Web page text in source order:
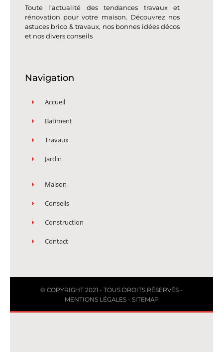
Toute l’actualité des tendances travaux et
rénovation pour votre maison. Découvrez nos
astuces brico & travaux, nos bonnes idées décos
et nos divers conseils
Navigation
Accueil
Batiment
Travaux
Jardin
Maison
Conseils
Construction
Contact
© COPYRIGHT 2021 - TOUS DROITS RÉSERVÉS -
MENTIONS LÉGALES- SITEMAP